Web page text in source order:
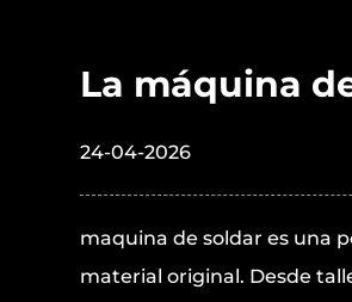
La máquina
24-04-2026
maquina de soldares una
material original. Desde